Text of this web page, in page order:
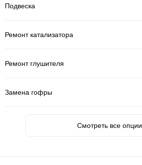
Подвеска
Ремонт катализатора
Ремонт глушителя
Замена гофры
Смотреть все опции